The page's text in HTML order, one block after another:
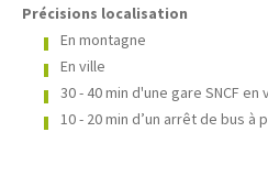
Précisions localisation
En montagne
En ville
30 - 40 min d'une gare SNCF en
10 - 20 min d’un arrêt de bus à